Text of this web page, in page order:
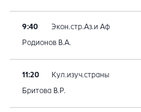
9:40 Экон.стр.Аз.и Аф
Родионов В.А.
11:20 Кул.изуч.страны
Бритова В.Р.